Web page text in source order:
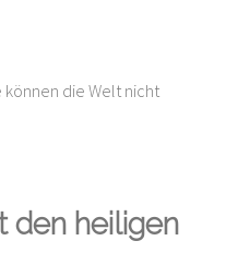
können die Welt nicht
den heiligen